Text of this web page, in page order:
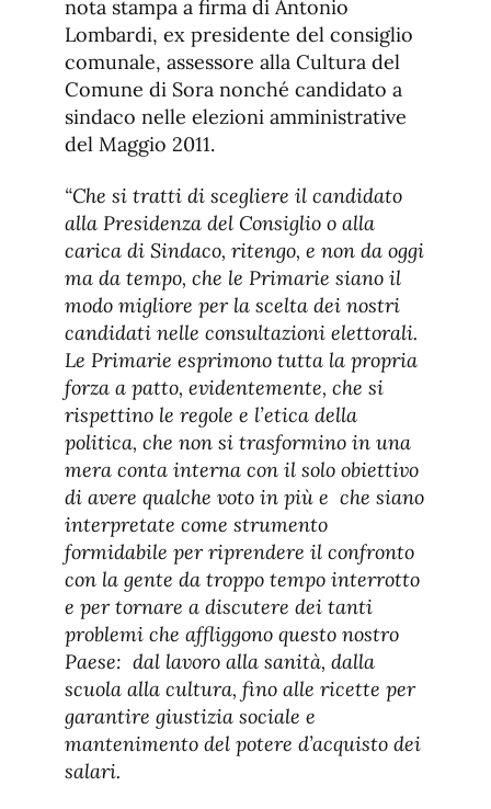
fuente.
nota stampa a firma di Antonio
Lombardi, ex presidente del consiglio
comunale, assessore alla Cultura del
Comune di Sora nonché candidato a
sindaco nelle elezioni amministrative
del Maggio 2011.
“Che si tratti di scegliere il candidato
alla Presidenza del Consiglio o alla
carica di Sindaco, ritengo, e non da oggi
ma da tempo, che le Primarie siano il
modo migliore per la scelta dei nostri
candidati nelle consultazioni elettorali.
Le Primarie esprimono tutta la propria
forza a patto, evidentemente, che si
rispettino le regole e l’etica della
politica, che non si trasformino in una
mera conta interna con il solo obiettivo
di avere qualche voto in più e che siano
interpretate come strumento
formidabile per riprendere il confronto
con la gente da troppo tempo interrotto
e per tornare a discutere dei tanti
problemi che affliggono questo nostro
Paese: dal lavoro alla sanità, dalla
scuola alla cultura, fino alle ricette per
garantire giustizia sociale e
mantenimento del potere d’acquisto dei
salari.